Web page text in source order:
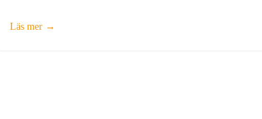
angeschlossen hat. Diese Zusammenarbeit unterstreicht unser